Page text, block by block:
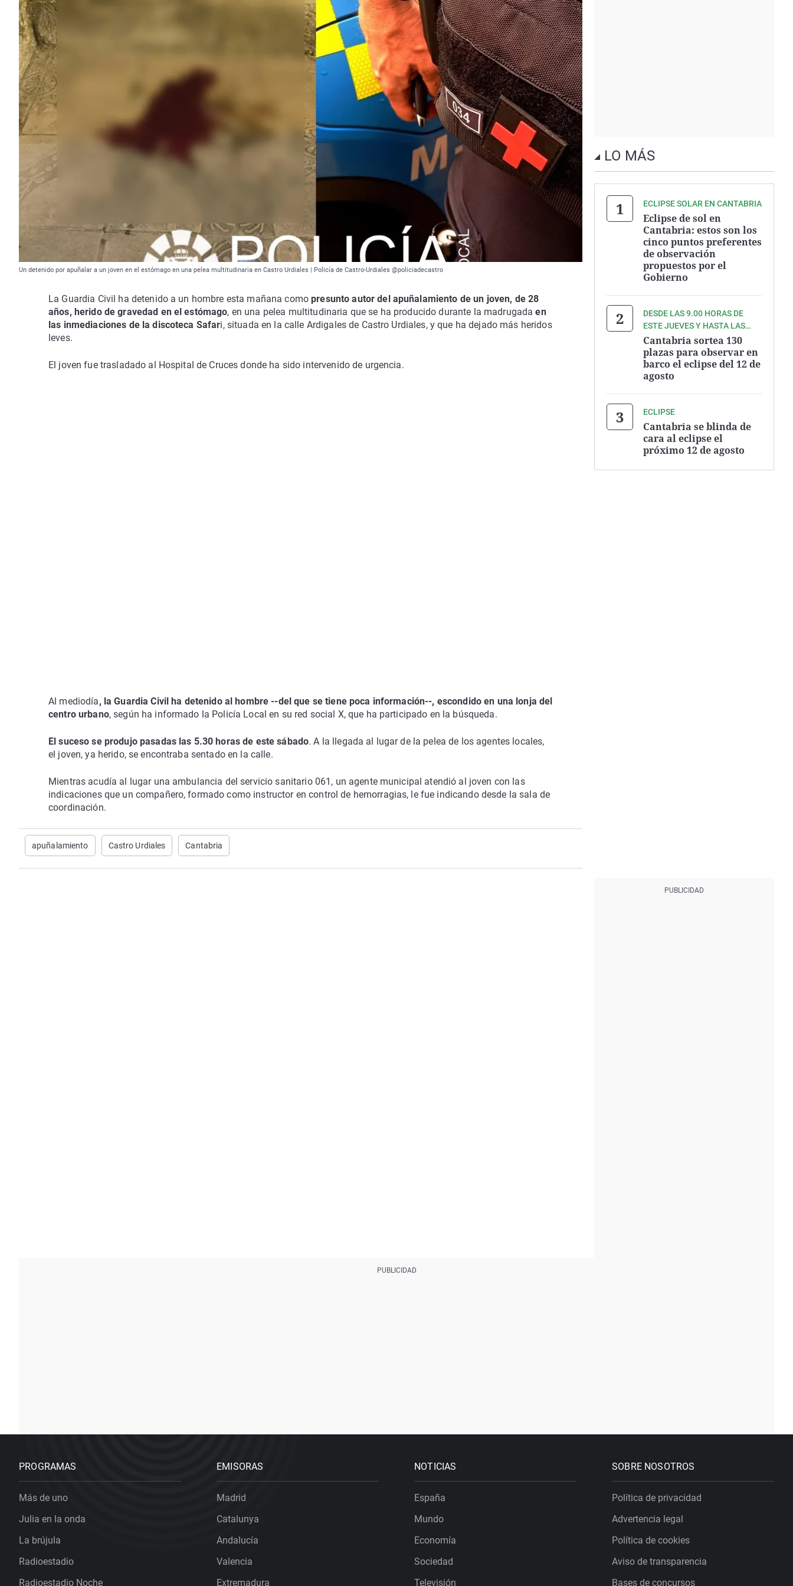
Un detenido por apuñalar a un joven en el estómago en una pelea multitudinaria en Castro Urdiales | Policía de Castro-Urdiales @policiadecastro
La Guardia Civil ha detenido a un hombre esta mañana comopresunto autor del apuñalamiento de un joven, de 28
años, herido de gravedad en el estómago, en una pelea multitudinaria que se ha producido durante la madrugada en
las inmediaciones de la discoteca Safari, situada en la calle Ardigales de Castro Urdiales, y que ha dejado más heridos
leves.
El joven fue trasladado al Hospital de Cruces donde ha sido intervenido de urgencia.
Al mediodía, la Guardia Civil ha detenido al hombre --del que se tiene poca información--, escondido en una lonja del
centro urbano, según ha informado la Policía Local en su red social X, que ha participado en la búsqueda.
El suceso se produjo pasadas las 5.30 horas de este sábado. A la llegada al lugar de la pelea de los agentes locales,
el joven, ya herido, se encontraba sentado en la calle.
Mientras acudía al lugar una ambulancia del servicio sanitario 061, un agente municipal atendió al joven con las
indicaciones que un compañero, formado como instructor en control de hemorragias, le fue indicando desde la sala de
coordinación.
apuñalamiento Castro Urdiales Cantabria
LO MÁS
ECLIPSE SOLAR EN CANTABRIA
Eclipse de sol en
Cantabria: estos son los
cinco puntos preferentes
de observación
propuestos por el
Gobierno
DESDE LAS 9.00 HORAS DE
ESTE JUEVES Y HASTA LAS
9.00 HORAS DEL VIERNES
Cantabria sortea 130
plazas para observar en
barco el eclipse del 12 de
agosto
ECLIPSE
Cantabria se blinda de
cara al eclipse el
próximo 12 de agosto
PROGRAMAS
Más de uno
Julia en la onda
La brújula
Radioestadio
Radioestadio Noche
EMISORAS
Madrid
Catalunya
Andalucía
Valencia
Extremadura
NOTICIAS
España
Mundo
Economía
Sociedad
Televisión
SOBRE NOSOTROS
Política de privacidad
Advertencia legal
Política de cookies
Aviso de transparencia
Bases de concursos